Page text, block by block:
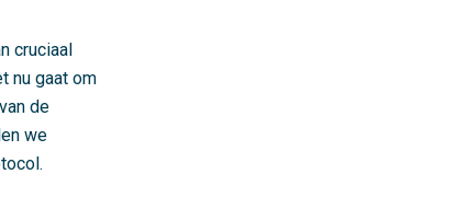
cruciaal
nu gaat om
de
we